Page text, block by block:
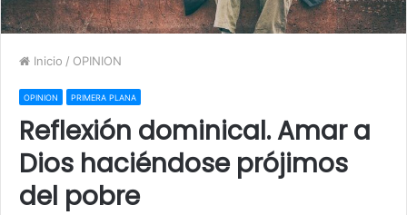
Inicio / OPINION
OPINION PRIMERA PLANA
Reflexión dominical. Amar a
Dios haciéndose prójimos
del pobre